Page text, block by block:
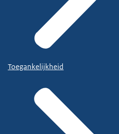
Toegankelijkheid